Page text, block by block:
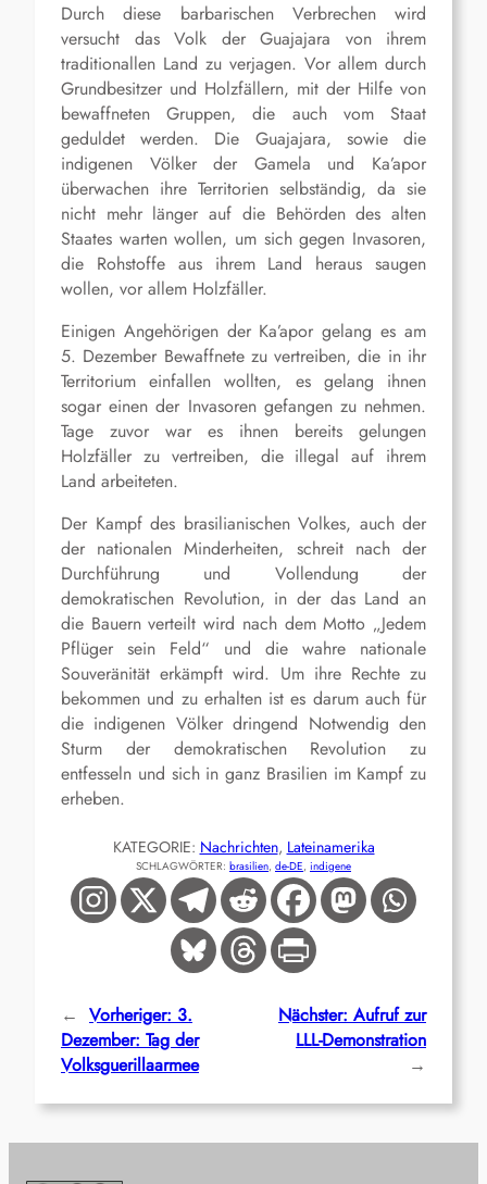
Durch diese barbarischen Verbrechen wird
versucht das Volk der Guajajara von ihrem
traditionallen Land zu verjagen. Vor allem durch
Grundbesitzer und Holzfällern, mit der Hilfe von
bewaffneten Gruppen, die auch vom Staat
geduldet werden. Die Guajajara, sowie die
indigenen Völker der Gamela und Ka’apor
überwachen ihre Territorien selbständig, da sie
nicht mehr länger auf die Behörden des alten
Staates warten wollen, um sich gegen Invasoren,
die Rohstoffe aus ihrem Land heraus saugen
wollen, vor allem Holzfäller.
Einigen Angehörigen der Ka’apor gelang es am
5. Dezember Bewaffnete zu vertreiben, die in ihr
Territorium einfallen wollten, es gelang ihnen
sogar einen der Invasoren gefangen zu nehmen.
Tage zuvor war es ihnen bereits gelungen
Holzfäller zu vertreiben, die illegal auf ihrem
Land arbeiteten.
Der Kampf des brasilianischen Volkes, auch der
der nationalen Minderheiten, schreit nach der
Durchführung und Vollendung der
demokratischen Revolution, in der das Land an
die Bauern verteilt wird nach dem Motto „Jedem
Pflüger sein Feld“ und die wahre nationale
Souveränität erkämpft wird. Um ihre Rechte zu
bekommen und zu erhalten ist es darum auch für
die indigenen Völker dringend Notwendig den
Sturm der demokratischen Revolution zu
entfesseln und sich in ganz Brasilien im Kampf zu
erheben.
KATEGORIE: Nachrichten, Lateinamerika
SCHLAGWÖRTER: brasilien, de-DE, indigene
← Vorheriger: 3.
Dezember: Tag der
Volksguerillaarmee
Nächster: Aufruf zur
LLL-Demonstration
→